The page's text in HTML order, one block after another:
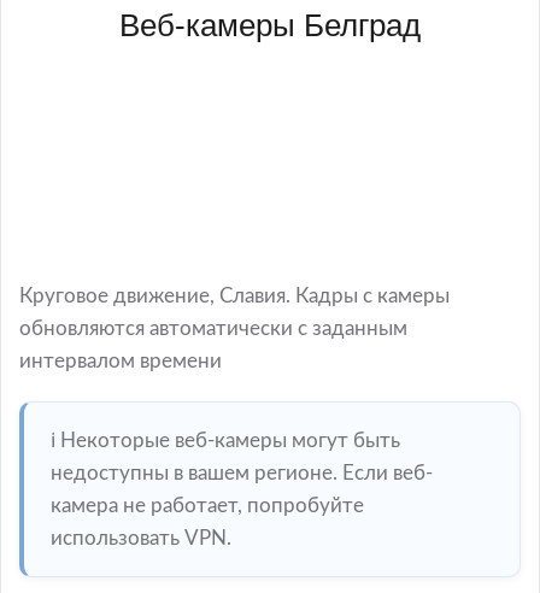
Веб-камеры Белград
Круговое движение, Славия. Кадры с камеры
обновляются автоматически с заданным
интервалом времени
ℹ️ Некоторые веб-камеры могут быть
недоступны в вашем регионе. Если веб-
камера не работает, попробуйте
использовать VPN.